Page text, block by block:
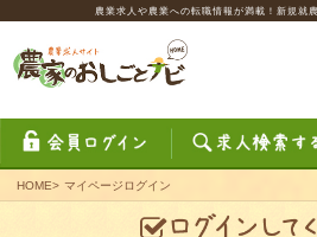
農業求人や農業への転職情報が満載！新規就
HOME> マイページログイン